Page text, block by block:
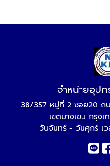
จำหน่ายอุป
38/357 หมู่ที่ 2 ซอย20 ถ
เขตบางเขน กรุง
วันจันทร์ - วันศุกร์ เ